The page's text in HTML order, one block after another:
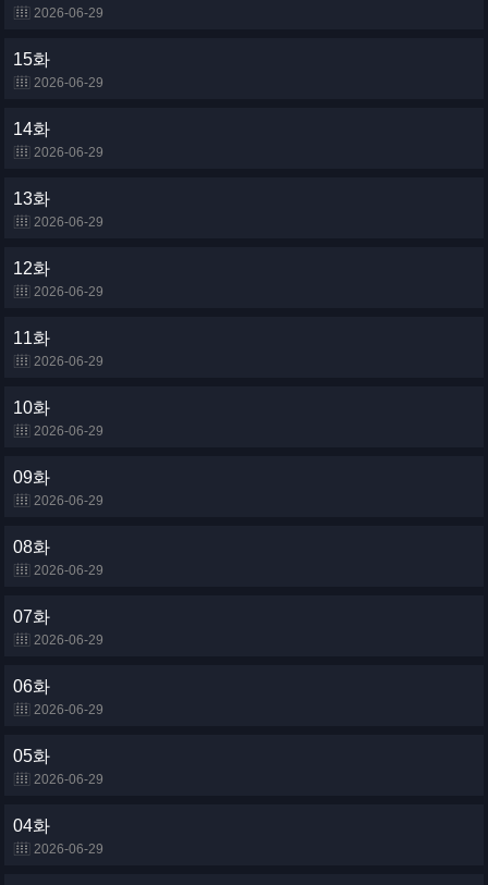
2026-06-29
15화
2026-06-29
14화
2026-06-29
13화
2026-06-29
12화
2026-06-29
11화
2026-06-29
10화
2026-06-29
09화
2026-06-29
08화
2026-06-29
07화
2026-06-29
06화
2026-06-29
05화
2026-06-29
04화
2026-06-29